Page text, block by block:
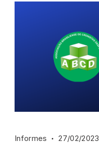
Informes 27/02/2023